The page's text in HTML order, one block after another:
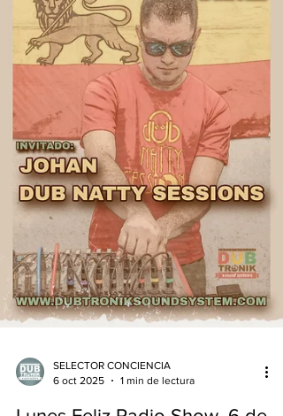
SOUND " Entrevista + Radio Show.
@selectorconciencia at the controls Horario:
de 19hs a 22hs. Argentina. Lunes Feliz por
"Dubtronik Sound System Radio Station" LIVE
Link: https://www.dubtroniksoundsystem.com
💚💛❤ One Love ❤💛💚 TE INVITAMOS A
CONECTAR¡¡ SINTONIZAR¡¡¡ ESCUCHAR¡¡¡
WWW.DUBTRONIKSOU